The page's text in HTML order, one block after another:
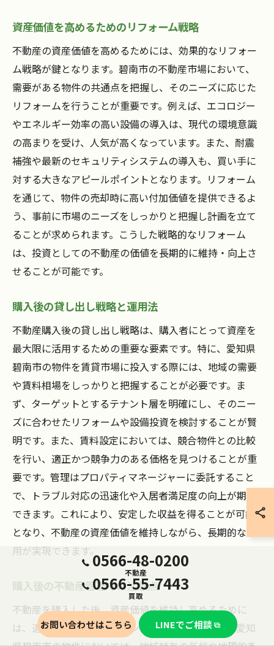
資産価値を高めるためのリフォーム戦略
不動産の資産価値を高めるためには、効果的なリフォー
ム戦略が鍵となります。碧南市の不動産市場において、
需要がある物件の共通点を把握し、そのニーズに応じた
リフォームを行うことが重要です。例えば、エコロジー
やエネルギー効率の高い設備の導入は、現代の環境意識
の高まりを受け、人気が高くなっています。また、耐震
補強や最新のセキュリティシステムの導入も、買い手に
対する大きなアピールポイントとなります。リフォーム
を通じて、物件の売却時に高い付加価値を提供できるよ
う、事前に市場のニーズをしっかりと把握し計画を立て
ることが求められます。こうした戦略的なリフォーム
は、投資としての不動産の価値を長期的に維持・向上さ
せることが可能です。
購入後の貸し出し戦略と運用法
不動産購入後の貸し出し戦略は、購入者にとって資産を
最大限に活用するための重要な要素です。特に、愛知県
碧南市の物件を賃貸市場に投入する際には、地域の需要
や賃料相場をしっかりと把握することが必要です。ま
ず、ターゲットとするテナント層を明確にし、そのニー
ズに合わせたリフォームや設備投資を検討することが賢
明です。また、賃料設定においては、競合物件との比較
を行い、適正かつ競争力のある価格を見つけることが重
要です。管理はプロパティマネージャーに委託すること
で、トラブル対応の迅速化や入居者満足度の向上が期待
できます。これにより、安定した収益を得ることが可能
となり、不動産の資産価値を維持しながら、長期的な運
用が実現できます。
購入後の不動産管理での注意点
不動産を購入した後、資産価値を維持し高めるために
は、適切な管理とメンテナンスが不可欠です。特に愛知
0566-48-0200
不動産
0566-55-7443
買取
お問い合わせはこちら LINEでご相談